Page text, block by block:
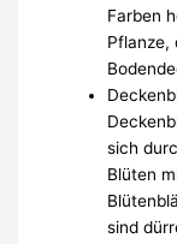
Farben
Pflanze,
sich
Blüten
sind